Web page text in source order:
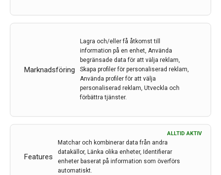
Marknadsföring
Lagra och/eller få åtkomst till
information på en enhet, Använda
begränsade data för att välja reklam,
Skapa profiler för personaliserad reklam,
Använda profiler för att välja
personaliserad reklam, Utveckla och
förbättra tjänster.
Features
ALLTID AKTIV
Matchar och kombinerar data från andra
datakällor, Länka olika enheter, Identifierar
enheter baserat på information som överförs
automatiskt.
och livskvalitet. Efter den initiala 4-månadersperioden
justerades alla shuntar till att vara öppna, oavsett
initial grupp, och patienterna följdes upp vid 12
Förbättring i gång- och blåsfunktion
shunt jämfört med placebogruppen. Skillnaden var
inte statistiskt signifikant men trenden mot förbättrad
gång var kraftig. Blåsfunktionen förbättrades
signifikant. Vid 12 månaders kontrollen hade båda